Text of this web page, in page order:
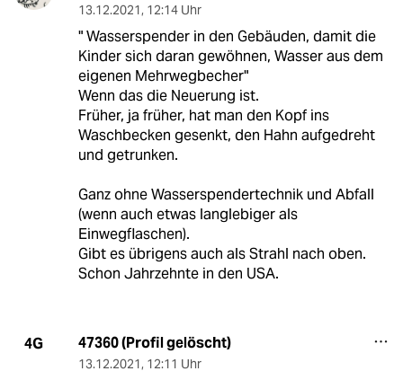
13.12.2021, 12:14 Uhr
" Wasserspender in den Gebäuden, damit die
Kinder sich daran gewöhnen, Wasser aus dem
eigenen Mehrwegbecher"
Wenn das die Neuerung ist.
Früher, ja früher, hat man den Kopf ins
Waschbecken gesenkt, den Hahn aufgedreht
und getrunken.
Ganz ohne Wasserspendertechnik und Abfall
(wenn auch etwas langlebiger als
Einwegflaschen).
Gibt es übrigens auch als Strahl nach oben.
Schon Jahrzehnte in den USA.
4G 47360 (Profil gelöscht)
13.12.2021, 12:11 Uhr